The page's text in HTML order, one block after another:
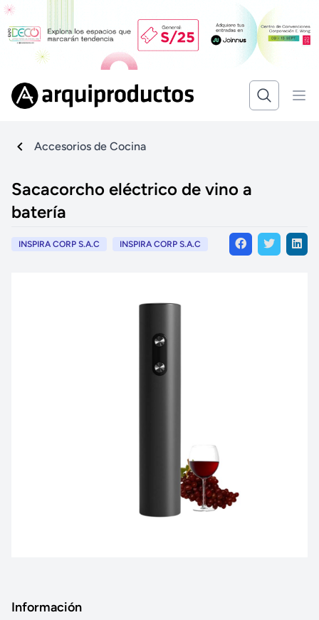
Accesorios de Cocina
Sacacorcho eléctrico de vino a
batería
INSPIRA CORP S.A.C INSPIRA CORP S.A.C
Información